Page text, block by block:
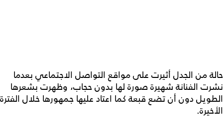
حالة من الجدل أثيرت على مواقع التواصل الاجتماعي بعدما
نشرت الفنانة شهيرة صورة لها بدون حجاب، وظهرت بشعرها
الطويل دون أن تضع قبعة كما اعتاد عليها جمهورها خلال الفترة
الأخيرة.